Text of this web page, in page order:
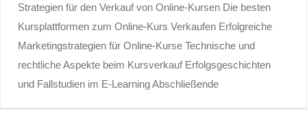
Strategien für den Verkauf von Online-Kursen Die besten
Kursplattformen zum Online-Kurs Verkaufen Erfolgreiche
Marketingstrategien für Online-Kurse Technische und
rechtliche Aspekte beim Kursverkauf Erfolgsgeschichten
und Fallstudien im E-Learning Abschließende